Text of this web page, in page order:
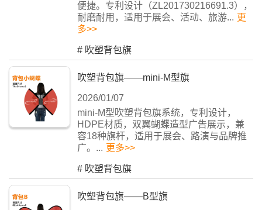
便捷。专利设计（ZL201730216691.3），
耐磨耐用，适用于展会、活动、旅游... 更
多>>
# 吹塑背包旗
吹塑背包旗——mini-M型旗
2026/01/07
mini-M型吹塑背包旗系统，专利设计，
HDPE材质，双翼蝴蝶造型广告展示，兼
容18种旗杆，适用于展会、路演与品牌推
广。... 更多>>
# 吹塑背包旗
吹塑背包旗——B型旗